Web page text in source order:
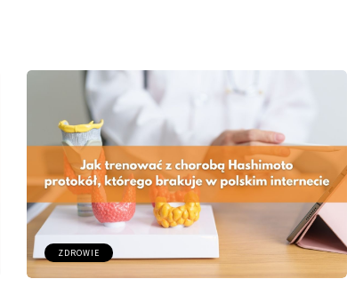
ZDROWIE